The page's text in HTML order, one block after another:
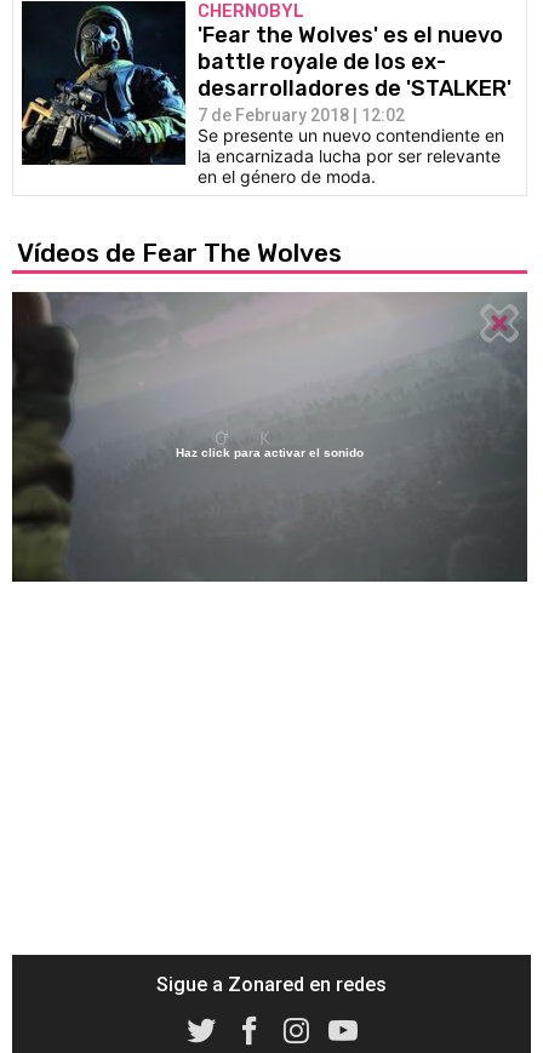
CHERNOBYL
'Fear the Wolves' es el nuevo
battle royale de los ex-
desarrolladores de 'STALKER'
7 de February 2018 | 12:02
Se presente un nuevo contendiente en
la encarnizada lucha por ser relevante
en el género de moda.
Vídeos de Fear The Wolves
Loaded
Haz click para activar el sonido
Sigue a Zonared en redes